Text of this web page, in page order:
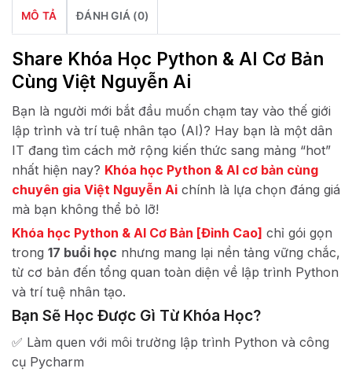
MÔ TẢ ĐÁNH GIÁ (0)
Share Khóa Học Python & AI Cơ Bản
Cùng Việt Nguyễn Ai
Bạn là người mới bắt đầu muốn chạm tay vào thế giới
lập trình và trí tuệ nhân tạo (AI)? Hay bạn là một dân
IT đang tìm cách mở rộng kiến thức sang mảng “hot”
nhất hiện nay? Khóa học Python & AI cơ bản cùng
chuyên gia Việt Nguyễn Ai chính là lựa chọn đáng giá
mà bạn không thể bỏ lỡ!
Khóa học Python & AI Cơ Bản [Đỉnh Cao] chỉ gói gọn
trong 17 buổi học nhưng mang lại nền tảng vững chắc,
từ cơ bản đến tổng quan toàn diện về lập trình Python
và trí tuệ nhân tạo.
Bạn Sẽ Học Được Gì Từ Khóa Học?
✅ Làm quen với môi trường lập trình Python và công
cụ Pycharm